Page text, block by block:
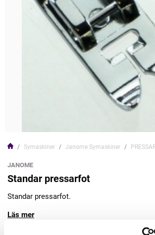
Symaskiner Janome Symaskiner
JANOME
Standar pressarfot
Standar pressarfot.
Läs mer